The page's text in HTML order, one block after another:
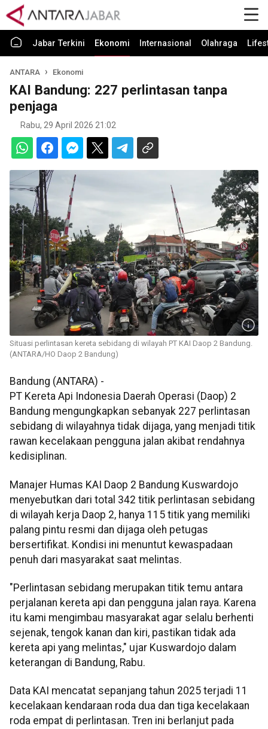
Jabar Terkini Ekonomi Internasional Olahraga
ANTARA Ekonomi
KAI Bandung: 227 perlintasan tanpa
penjaga
Rabu, 29 April 2026 21:02
Situasi perlintasan kereta sebidang di wilayah PT KAI Daop 2 Bandung.
(ANTARA/HO Daop 2 Bandung)
Bandung (ANTARA) -
PT Kereta Api Indonesia Daerah Operasi (Daop) 2
Bandung mengungkapkan sebanyak 227 perlintasan
sebidang di wilayahnya tidak dijaga, yang menjadi titik
rawan kecelakaan pengguna jalan akibat rendahnya
kedisiplinan.
Manajer Humas KAI Daop 2 Bandung Kuswardojo
menyebutkan dari total 342 titik perlintasan sebidang
di wilayah kerja Daop 2, hanya 115 titik yang memiliki
palang pintu resmi dan dijaga oleh petugas
bersertifikat. Kondisi ini menuntut kewaspadaan
penuh dari masyarakat saat melintas.
"Perlintasan sebidang merupakan titik temu antara
perjalanan kereta api dan pengguna jalan raya. Karena
itu kami mengimbau masyarakat agar selalu berhenti
sejenak, tengok kanan dan kiri, pastikan tidak ada
kereta api yang melintas," ujar Kuswardojo dalam
keterangan di Bandung, Rabu.
Data KAI mencatat sepanjang tahun 2025 terjadi 11
kecelakaan kendaraan roda dua dan tiga kecelakaan
roda empat di perlintasan. Tren ini berlanjut pada